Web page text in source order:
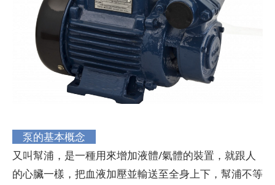
泵的基本概念
又叫幫浦，是一種用來增加液體/氣體的裝置，就跟人
的心臟一樣，把血液加壓並輸送至全身上下，幫浦不等